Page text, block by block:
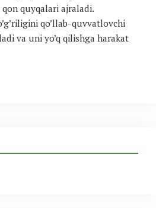
quyqalari ajraladi.
qo’llab-quvvatlovchi
va uni yo’q qilishga harakat